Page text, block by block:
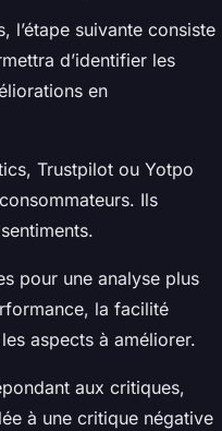
suivante consiste
d’identifier les
en
Trustpilot ou Yotpo
Ils
pour une analyse plus
la facilité
aspects à améliorer.
aux critiques,
à une critique négative